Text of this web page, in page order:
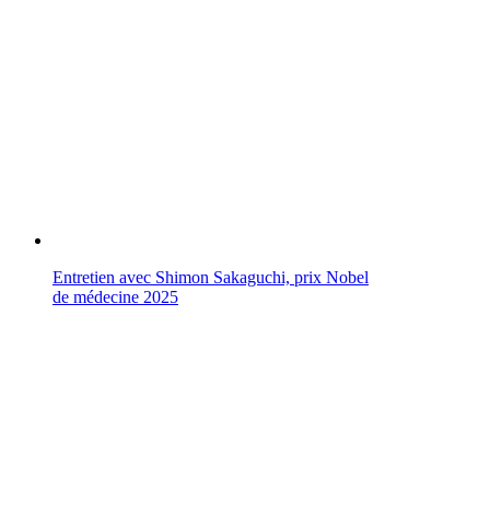
Entretien avec Shimon Sakaguchi, prix Nobel
de médecine 2025